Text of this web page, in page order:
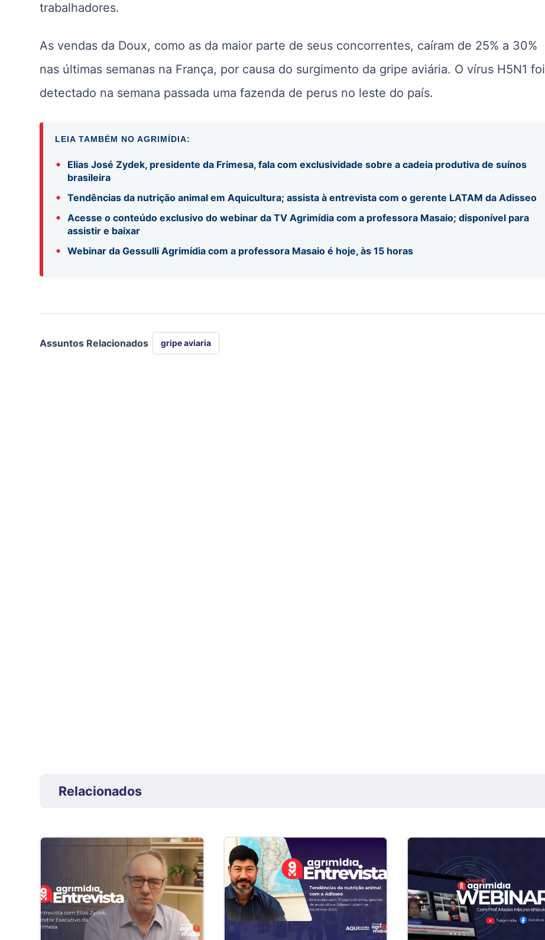
trabalhadores.
As vendas da Doux, como as da maior parte de seus concorrentes, caíram de 25% a 30%
nas últimas semanas na França, por causa do surgimento da gripe aviária. O vírus H5N1 foi
detectado na semana passada uma fazenda de perus no leste do país.
LEIA TAMBÉM NO AGRIMÍDIA:
•
Elias José Zydek, presidente da Frimesa, fala com exclusividade sobre a cadeia produtiva de suínos
brasileira
• Tendências da nutrição animal em Aquicultura; assista à entrevista com o gerente LATAM da Adisseo
•
Acesse o conteúdo exclusivo do webinar da TV Agrimídia com a professora Masaio; disponível para
assistir e baixar
• Webinar da Gessulli Agrimídia com a professora Masaio é hoje, às 15 horas
Assuntos Relacionados gripe aviaria
Relacionados